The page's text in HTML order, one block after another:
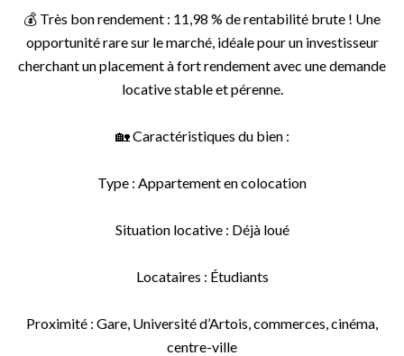
💰 Très bon rendement : 11,98 % de rentabilité brute ! Une
opportunité rare sur le marché, idéale pour un investisseur
cherchant un placement à fort rendement avec une demande
locative stable et pérenne.
🏡 Caractéristiques du bien :
Type : Appartement en colocation
Situation locative : Déjà loué
Locataires : Étudiants
Proximité : Gare, Université d’Artois, commerces, cinéma,
centre-ville